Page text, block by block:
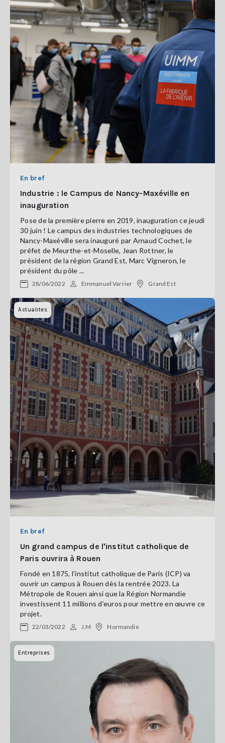
En bref
Industrie : le Campus de Nancy-Maxéville en
inauguration
Pose de la première pierre en 2019, inauguration ce jeudi
30 juin ! Le campus des industries technologiques de
Nancy-Maxéville sera inauguré par Arnaud Cochet, le
préfet de Meurthe-et-Moselle, Jean Rottner, le
président de la région Grand Est, Marc Vigneron, le
président du pôle ...
28/06/2022 Emmanuel Varrier Grand Est
Actualites
En bref
Un grand campus de l'institut catholique de
Paris ouvrira à Rouen
Fondé en 1875, l’institut catholique de Paris (ICP) va
ouvrir un campus à Rouen dès la rentrée 2023. La
Métropole de Rouen ainsi que la Région Normandie
investissent 11 millions d’euros pour mettre en œuvre ce
projet.
22/03/2022 J.M Normandie
Entreprises